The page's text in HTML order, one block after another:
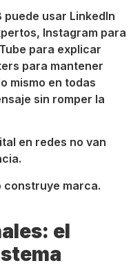
puede usar LinkedIn
Instagram para
para explicar
para mantener
mismo en todas
sin romper la
en redes no van
construye marca.
el